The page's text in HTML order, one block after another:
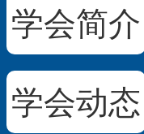
学会简介
学会动态